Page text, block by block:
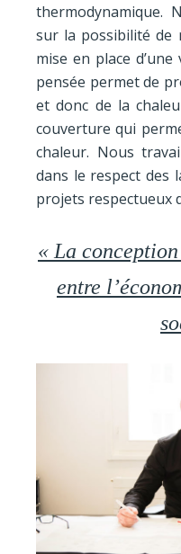
thermodynamique.
sur la possibilité de
mise en place
pensée permet de
et donc de la
couverture qui
chaleur. Nous
dans le respect des
projets respectueux
« La
entre